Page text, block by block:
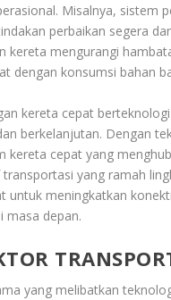
Misalnya, sistem
perbaikan segera
kereta mengurangi
dengan konsumsi bahan
kereta cepat
berkelanjutan. Dengan
kereta cepat yang
yang ramah
meningkatkan
masa depan.
yang melibatkan